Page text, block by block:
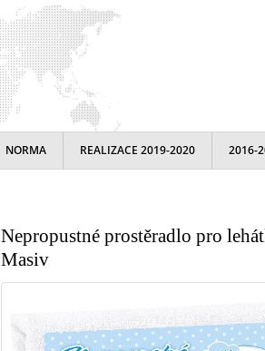
NORMA REALIZACE 2019-2020 2016-
Nepropustné prostěradlo pro
Masiv